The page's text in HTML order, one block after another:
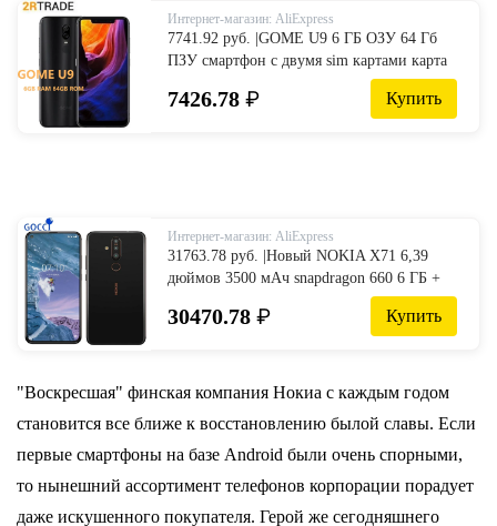
Интернет-магазин: AliExpress
7741.92 руб. |GOME U9 6 ГБ ОЗУ 64 Гб
ПЗУ смартфон с двумя sim картами карта
MTK Helio P23 Voiceprint Распознавание
отпечатков пальцев лица 16.0MP 6,18
7426.78 ₽ Купить
Интернет-магазин: AliExpress
31763.78 руб. |Новый NOKIA X71 6,39
дюймов 3500 мАч snapdragon 660 6 ГБ +
64 Гб/128 ГБ Zeiss Сертифицированный
постпозиционный три фото глобальная
телекоммуникации on Aliexpress.com |
30470.78 ₽ Купить
"Воскресшая" финская компания Нокиа с каждым годом
становится все ближе к восстановлению былой славы. Если
первые смартфоны на базе Android были очень спорными,
то нынешний ассортимент телефонов корпорации порадует
даже искушенного покупателя. Герой же сегодняшнего